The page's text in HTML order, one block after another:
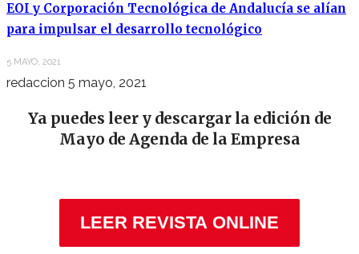
EOI y Corporación Tecnológica de Andalucía se alían
para impulsar el desarrollo tecnológico
5 MAYO, 2021
redaccion 5 mayo, 2021
Ya puedes leer y descargar la edición de
Mayo de Agenda de la Empresa
LEER REVISTA ONLINE